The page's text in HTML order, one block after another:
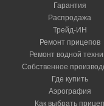
Гарантия
Распродажа
Трейд-ИН
Ремонт прицепов
Ремонт водной
Собственное
Где купить
Аэрография
Как выбрать прицеп